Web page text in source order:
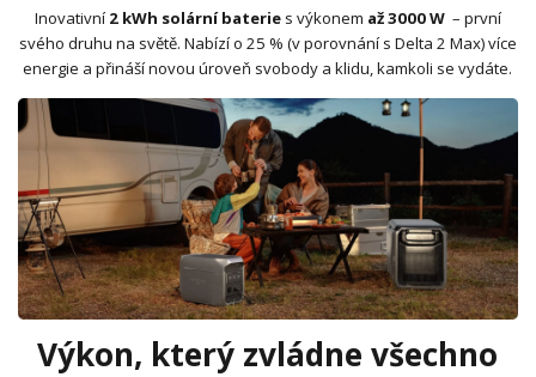
Inovativní 2 kWh solární bateries výkonem až 3000 W – první
svého druhu na světě. Nabízí o 25 % (v porovnání s Delta 2 Max) více
energie a přináší novou úroveň svobody a klidu, kamkoli se vydáte.
Výkon, který zvládne všechno